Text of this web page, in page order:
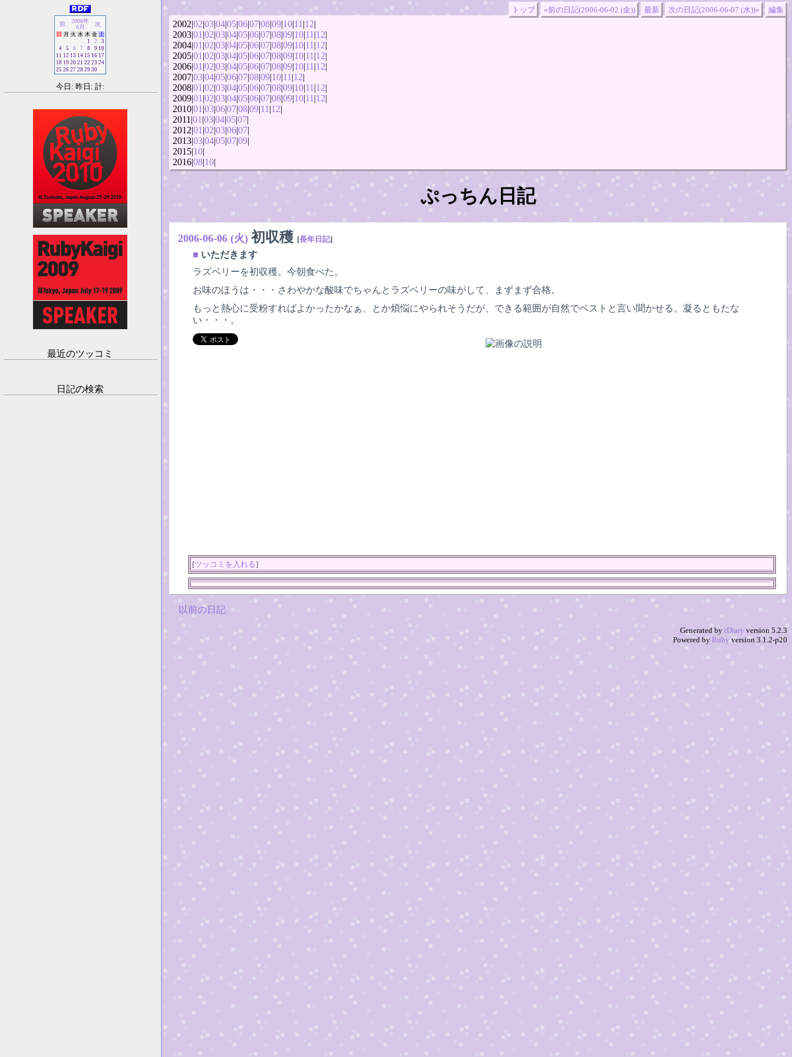
トップ «前の日記(2006-06-02 (金)) 最新 次の日記(2006-06-07 (水))» 編集
2002|02|03|04|05|06|07|08|09|10|11 |12|
2003|01 |02|03|04|05|06|07|08|09|10|11 |12|
2004|01 |02|03|04|05|06|07|08|09|10|11 |12|
2005|01 |02|03|04|05|06|07|08|09|10|11 |12|
2006|01 |02|03|04|05|06|07|08|09|10|11 |12|
2007|03|04|05|06|07|08|09|10|11 |12|
2008|01 |02|03|04|05|06|07|08|09|10|11 |12|
2009|01 |02|03|04|05|06|07|08|09|10|11 |12|
2010|01 |03|06|07|08|09|11 |12|
2011|01 |03|04|05|07|
2012|01 |02|03|06|07|
2013|03|04|05|07|09|
2015|10|
2016|08|10|
ぷっちん日記
2006-06-06 (火) 初収穫 [長年日記]
■ いただきます
ラズベリーを初収穫。今朝食べた。
お味のほうは・・・さわやかな酸味でちゃんとラズベリーの味がして、まずまず合格。
もっと熱心に受粉すればよかったかなぁ、とか煩悩にやられそうだが、できる範囲が自然でベストと言い聞かせる。凝るともたな
い・・・。
[ツッコミを入れる]
以前の日記
前
2006年
6月
次
日 月 火 水 木 金 土
1
2
3
4
5 6 7 8 9 10
11 12 13 14 15 16 17
18 19 20 21 22 23 24
25 26 27 28 29 30
今日: 昨日: 計:
最近のツッコミ
日記の検索
Generated by tDiary version 5.2.3
Powered by Rubyversion 3.1.2-p20